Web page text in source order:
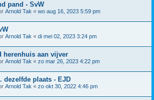
pand - SvW
Arnold Tak « wo aug 16, 2023 5:59 pm
Arnold Tak « di mei 02, 2023 3:24 pm
herenhuis aan vijver
Arnold Tak « zo mar 26, 2023 4:22 pm
dezelfde plaats - EJD
Arnold Tak « zo okt 30, 2022 4:46 pm